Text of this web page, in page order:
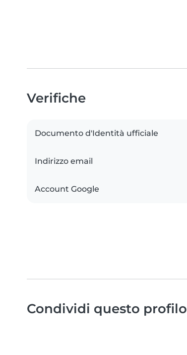
Verifiche
Documento d'Identità ufficiale
Indirizzo email
Account Google
Condividi questo profilo